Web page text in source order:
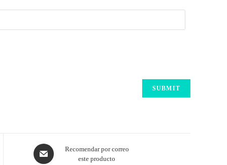
Recomendar por correo
este producto